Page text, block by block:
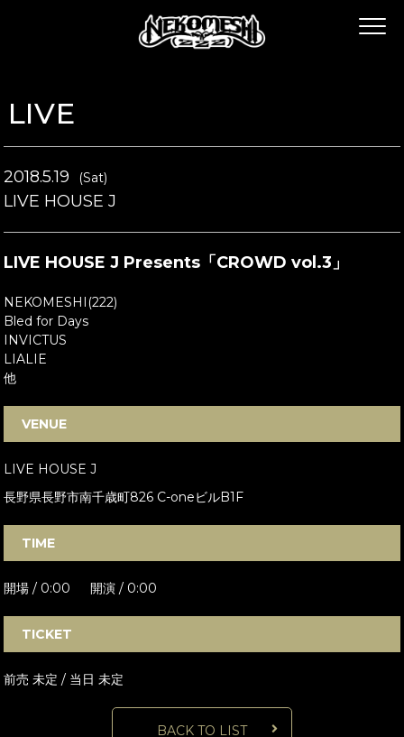
LIVE
2018.5.19 (Sat)
LIVE HOUSE J
LIVE HOUSE J Presents「CROWD vol.3」
NEKOMESHI(222)
Bled for Days
INVICTUS
LIALIE
他
VENUE
LIVE HOUSE J
長野県長野市南千歳町826 C-oneビルB1F
TIME
開場 / 0:00 開演 / 0:00
TICKET
前売 未定 / 当日 未定
BACK TO LIST